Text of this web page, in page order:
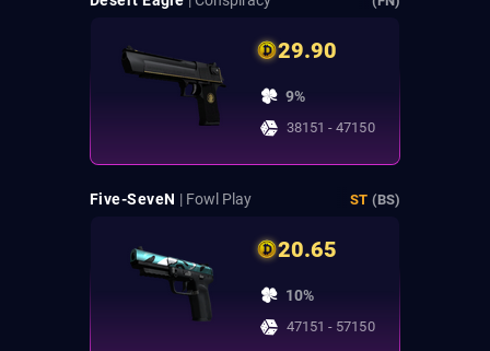
29.90
9%
38151 - 47150
Five-SeveN | Fowl Play ST (BS)
20.65
10%
47151 - 57150